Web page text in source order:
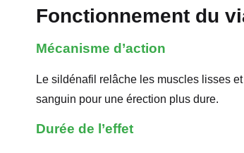
Fonctionnement du
Mécanisme d’action
Le sildénafil relâche les muscles lisses
sanguin pour une érection plus dure.
Durée de l’effet